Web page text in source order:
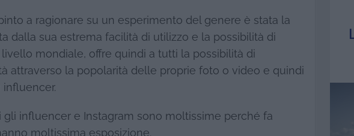
a ragionare su un esperimento del genere è stata la
dalla sua estrema facilità di utilizzo e la possibilità di
mondiale, offre quindi a tutti la possibilità di
attraverso la popolarità delle proprie foto o video e quindi
gli influencer e Instagram sono moltissime perché fa
moltissima esposizione.